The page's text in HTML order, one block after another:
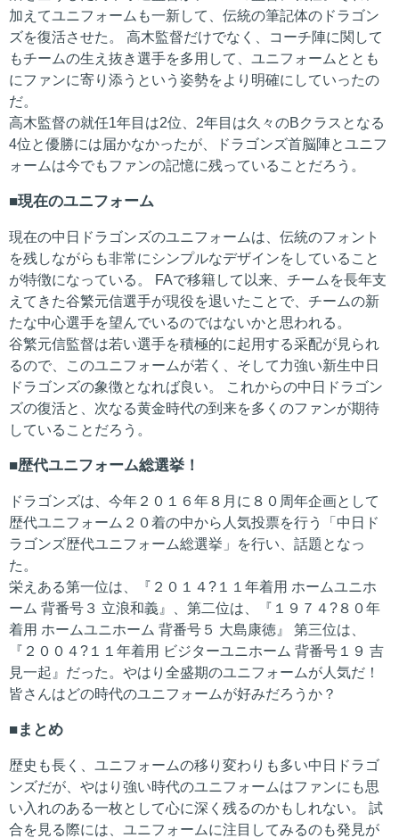
加えてユニフォームも一新して、伝統の筆記体のドラゴン
ズを復活させた。 高木監督だけでなく、コーチ陣に関して
もチームの生え抜き選手を多用して、ユニフォームととも
にファンに寄り添うという姿勢をより明確にしていったの
だ。
高木監督の就任1年目は2位、2年目は久々のBクラスとなる
4位と優勝には届かなかったが、ドラゴンズ首脳陣とユニフ
ォームは今でもファンの記憶に残っていることだろう。
現在のユニフォーム
現在の中日ドラゴンズのユニフォームは、伝統のフォント
を残しながらも非常にシンプルなデザインをしていること
が特徴になっている。 FAで移籍して以来、チームを長年支
えてきた谷繁元信選手が現役を退いたことで、チームの新
たな中心選手を望んでいるのではないかと思われる。
谷繁元信監督は若い選手を積極的に起用する采配が見られ
るので、このユニフォームが若く、そして力強い新生中日
ドラゴンズの象徴となれば良い。 これからの中日ドラゴン
ズの復活と、次なる黄金時代の到来を多くのファンが期待
していることだろう。
歴代ユニフォーム総選挙！
ドラゴンズは、今年２０１６年８月に８０周年企画として
歴代ユニフォーム２０着の中から人気投票を行う「中日ド
ラゴンズ歴代ユニフォーム総選挙」を行い、話題となっ
た。
栄えある第一位は、『２０１４?１１年着用 ホームユニホ
ーム 背番号３ 立浪和義』、第二位は、『１９７４?８０年
着用 ホームユニホーム 背番号５ 大島康徳』 第三位は、
『２００４?１１年着用 ビジターユニホーム 背番号１９ 吉
見一起』だった。やはり全盛期のユニフォームが人気だ！
皆さんはどの時代のユニフォームが好みだろうか？
まとめ
歴史も長く、ユニフォームの移り変わりも多い中日ドラゴ
ンズだが、やはり強い時代のユニフォームはファンにも思
い入れのある一枚として心に深く残るのかもしれない。 試
合を見る際には、ユニフォームに注目してみるのも発見が